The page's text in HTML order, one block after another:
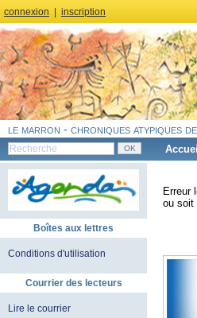
connexion inscription
le marron - chroniques atypiques
Accueil
Boîtes aux lettres
Conditions d'utilisation
Courrier des lecteurs
Lire le courrier
Erreur
ou soit